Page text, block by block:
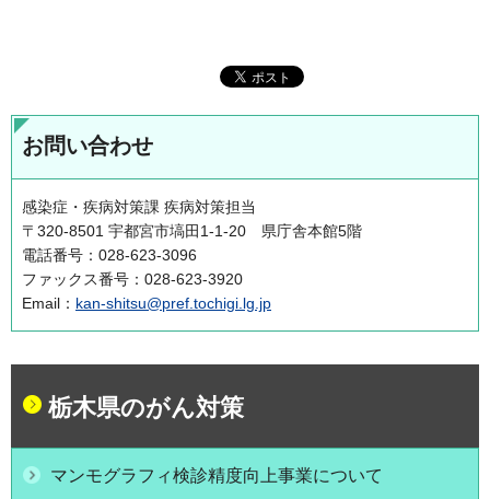
お問い合わせ
感染症・疾病対策課 疾病対策担当
〒320-8501 宇都宮市塙田1-1-20 県庁舎本館5階
電話番号：028-623-3096
ファックス番号：028-623-3920
Email： kan-shitsu@pref.tochigi.lg.jp
栃木県のがん対策
マンモグラフィ検診精度向上事業について